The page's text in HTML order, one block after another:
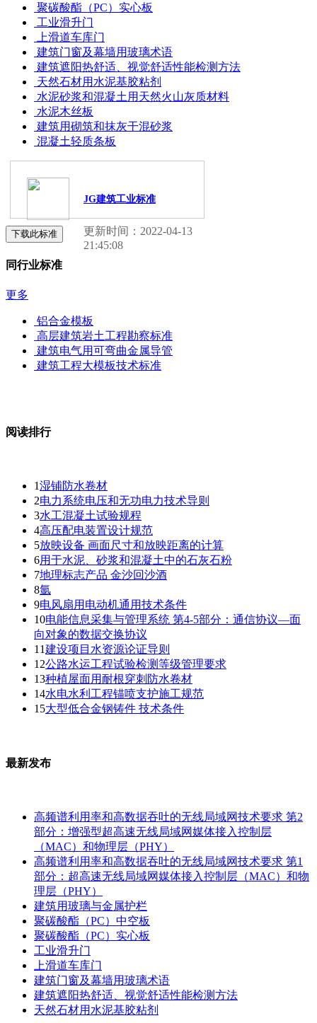
聚碳酸酯（PC）实心板
工业滑升门
上滑道车库门
建筑门窗及幕墙用玻璃术语
建筑遮阳热舒适、视觉舒适性能检测方法
天然石材用水泥基胶粘剂
水泥砂浆和混凝土用天然火山灰质材料
水泥木丝板
建筑用砌筑和抹灰干混砂浆
混凝土轻质条板
JG建筑工业标准
更新时间：2022-04-13
21:45:08
下载此标准
同行业标准
更多
铝合金模板
高层建筑岩土工程勘察标准
建筑电气用可弯曲金属导管
建筑工程大模板技术标准
阅读排行
1湿铺防水卷材
2电力系统电压和无功电力技术导则
3水工混凝土试验规程
4高压配电装置设计规范
5放映设备 画面尺寸和放映距离的计算
6用于水泥、砂浆和混凝土中的石灰石粉
7地理标志产品 金沙回沙酒
8氩
9电风扇用电动机通用技术条件
10电能信息采集与管理系统 第4-5部分：通信协议—面
向对象的数据交换协议
11建设项目水资源论证导则
12公路水运工程试验检测等级管理要求
13种植屋面用耐根穿刺防水卷材
14水电水利工程锚喷支护施工规范
15大型低合金钢铸件 技术条件
最新发布
高频谱利用率和高数据吞吐的无线局域网技术要求 第2
部分：增强型超高速无线局域网媒体接入控制层
（MAC）和物理层（PHY）
高频谱利用率和高数据吞吐的无线局域网技术要求 第1
部分：超高速无线局域网媒体接入控制层（MAC）和物
理层（PHY）
建筑用玻璃与金属护栏
聚碳酸酯（PC）中空板
聚碳酸酯（PC）实心板
工业滑升门
上滑道车库门
建筑门窗及幕墙用玻璃术语
建筑遮阳热舒适、视觉舒适性能检测方法
天然石材用水泥基胶粘剂